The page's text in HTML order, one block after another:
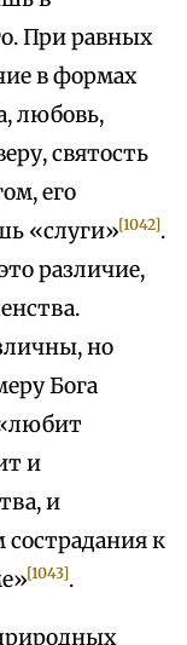
При равных
в формах
любовь,
святость
его
«слуги»[1042].
различие,
но
Бога
и
и
к
[1043].